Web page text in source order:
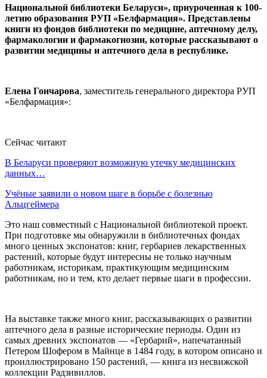
Национальной библиотеки Беларуси», приуроченная к 100-
летию образования РУП «Белфармация». Представлены
книги из фондов библиотеки по медицине, аптечному делу,
фармакологии и фармакогнозии, которые рассказывают о
развитии медицины и аптечного дела в республике.
Елена Гончарова, заместитель генерального директора РУП
«Белфармация»:
Сейчас читают
В Беларуси проверяют возможную утечку медицинских
данных…
Учёные заявили о новом шаге в борьбе с болезнью
Альцгеймера
Это наш совместный с Национальной библиотекой проект.
При подготовке мы обнаружили в библиотечных фондах
много ценных экспонатов: книг, гербариев лекарственных
растений, которые будут интересны не только научным
работникам, историкам, практикующим медицинским
работникам, но и тем, кто делает первые шаги в профессии.
На выставке также много книг, рассказывающих о развитии
аптечного дела в разные исторические периоды. Один из
самых древних экспонатов — «Гербарий», напечатанный
Петером Шофером в Майнце в 1484 году, в котором описано и
проиллюстрировано 150 растений, — книга из несвижской
коллекции Радзивиллов.